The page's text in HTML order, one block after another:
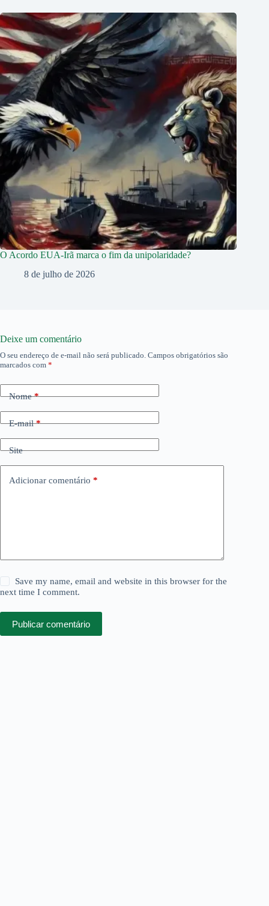
O Acordo EUA-Irã marca o fim da unipolaridade?
8 de julho de 2026
Deixe um comentário
O seu endereço de e-mail não será publicado. Campos obrigatórios são
marcados com *
Nome*
E-mail*
Site
Adicionar comentário *
Save my name, email and website in this browser for the
next time I comment.
Publicar comentário